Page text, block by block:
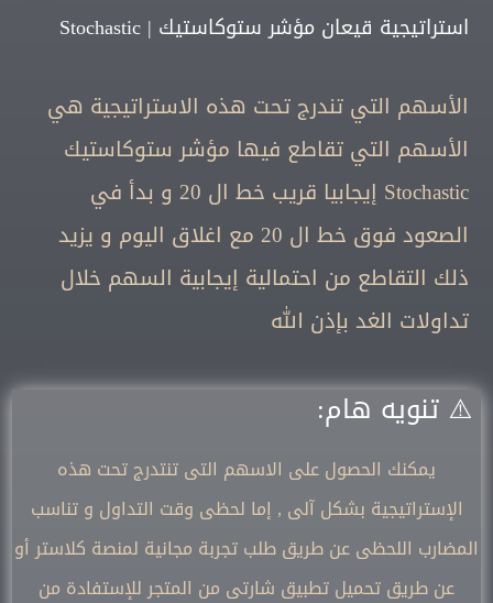
استراتيجية قيعان مؤشر ستوكاستيك | Stochastic
الأسهم التي تندرج تحت هذه الاستراتيجية هي
الأسهم التي تقاطع فيها مؤشر ستوكاستيك
Stochastic إيجابيا قريب خط ال 20 و بدأ في
الصعود فوق خط ال 20 مع اغلاق اليوم و يزيد
ذلك التقاطع من احتمالية إيجابية السهم خلال
تداولات الغد بإذن الله
⚠️تنويه هام:
يمكنك الحصول على الاسهم التى تنتدرج تحت هذه
الإستراتيجية بشكل آلى , إما لحظى وقت التداول و تناسب
المضارب اللحظى عن طريق طلب تجربة مجانية لمنصة كلاستر أو
عن طريق تحميل تطبيق شارتى من المتجر للإستفادة من